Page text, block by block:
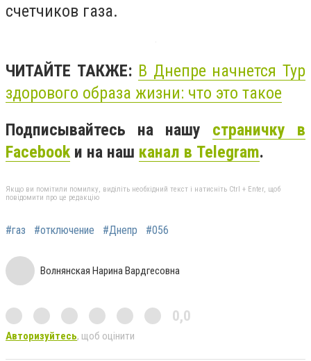
счетчиков газа.
ЧИТАЙТЕ ТАКЖЕ: В Днепре начнется Тур
здорового образа жизни: что это такое
Подписывайтесь на нашу страничку в
Facebook и на наш канал в Telegram.
Якщо ви помітили помилку, виділіть необхідний текст і натисніть Ctrl + Enter, щоб
повідомити про це редакцію
#газ #отключение #Днепр #056
Волнянская Нарина Вардгесовна
0,0
Авторизуйтесь, щоб оцінити